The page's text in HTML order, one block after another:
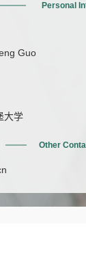
Personal
Guo
大学
Other